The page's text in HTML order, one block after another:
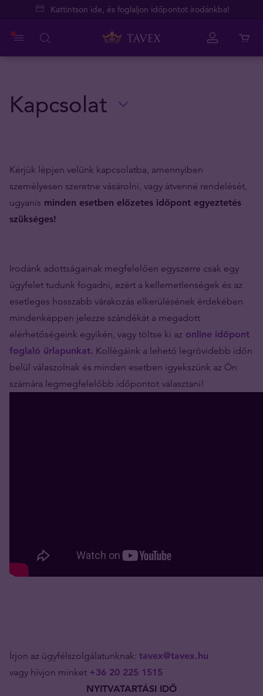
Kattintson ide, és foglaljon időpontot irodánkba!
Kapcsolat
Kérjük lépjen velünk kapcsolatba, amennyiben
személyesen szeretne vásárolni, vagy átvenné rendelését,
ugyanis minden esetben előzetes időpont egyeztetés
szükséges!
Irodánk adottságainak megfelelően egyszerre csak egy
ügyfelet tudunk fogadni, ezért a kellemetlenségek és az
esetleges hosszabb várakozás elkerülésének érdekében
mindenképpen jelezze szándékát a megadott
elérhetőségeink egyikén, vagy töltse ki az online időpont
foglaló űrlapunkat. Kollégáink a lehető legrövidebb időn
belül válaszolnak és minden esetben igyekszünk az Ön
számára legmegfelelőbb időpontot választani!
Írjon az ügyfélszolgálatunknak: tavex@tavex.hu
vagy hívjon minket +36 20 225 1515
NYITVATARTÁSI IDŐ